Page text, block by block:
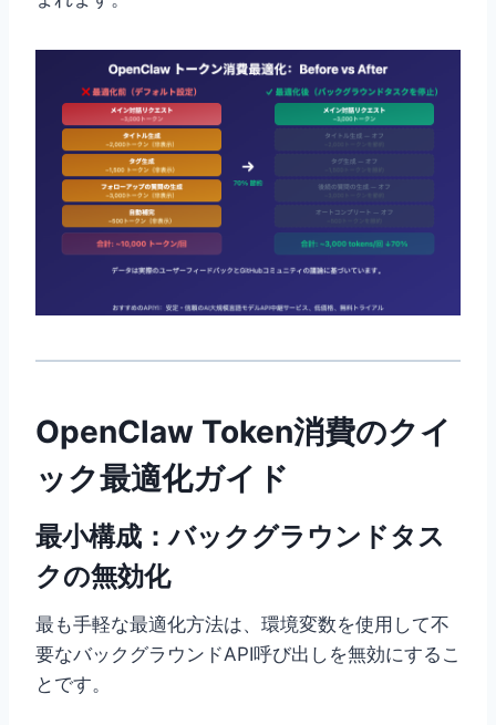
OpenClaw Token消費のクイ
ック最適化ガイド
最小構成：バックグラウンドタス
クの無効化
最も手軽な最適化方法は、環境変数を使用して不
要なバックグラウンドAPI呼び出しを無効にするこ
とです。